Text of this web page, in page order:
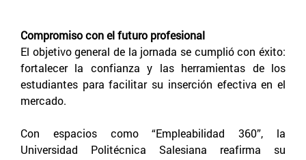
Compromiso con el futuro profesional
El objetivo general de la jornada se cumplió con éxito:
fortalecer la confianza y las herramientas de los
estudiantes para facilitar su inserción efectiva en el
mercado.
Con espacios como “Empleabilidad 360”, la
Universidad Politécnica Salesiana reafirma su